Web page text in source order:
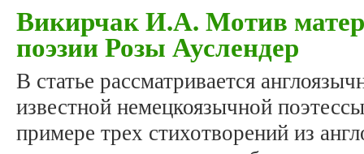
Викирчак И.А. Мотив
поэзии Розы Ауслендер
В статье рассматривается
известной немецкоязычной
примере трех стихотворений из